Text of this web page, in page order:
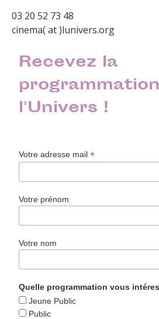
03 20 52 73 48
cinema( at )lunivers.org
Recevez la
l'Univers !
Votre adresse mail*
Votre prénom
Votre nom
Quelle programmation vous
Jeune Public
Public